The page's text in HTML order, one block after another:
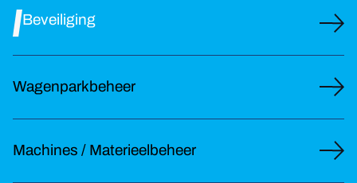
Beveiliging
Wagenparkbeheer
Machines / Materieelbeheer